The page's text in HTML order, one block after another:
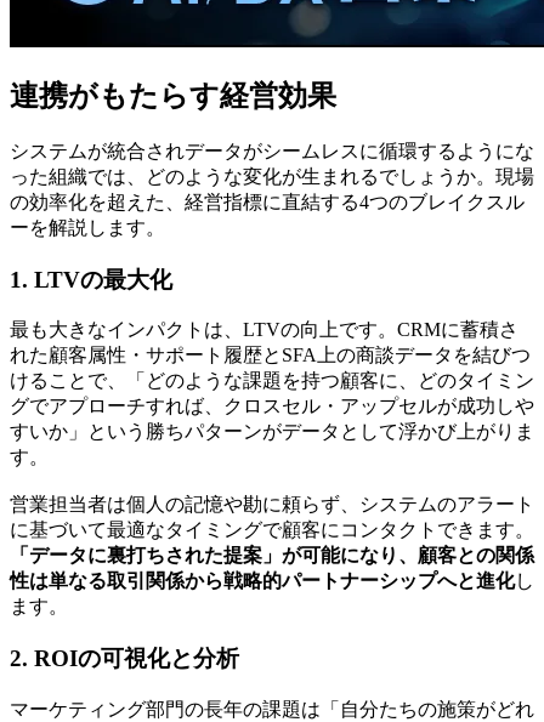
連携がもたらす経営効果
システムが統合されデータがシームレスに循環するようにな
った組織では、どのような変化が生まれるでしょうか。現場
の効率化を超えた、経営指標に直結する4つのブレイクスル
ーを解説します。
1. LTVの最大化
最も大きなインパクトは、LTVの向上です。CRMに蓄積さ
れた顧客属性・サポート履歴とSFA上の商談データを結びつ
けることで、「どのような課題を持つ顧客に、どのタイミン
グでアプローチすれば、クロスセル・アップセルが成功しや
すいか」という勝ちパターンがデータとして浮かび上がりま
す。
営業担当者は個人の記憶や勘に頼らず、システムのアラート
に基づいて最適なタイミングで顧客にコンタクトできます。
「データに裏打ちされた提案」が可能になり、顧客との関係
性は単なる取引関係から戦略的パートナーシップへと進化し
ます。
2. ROIの可視化と分析
マーケティング部門の長年の課題は「自分たちの施策がどれ